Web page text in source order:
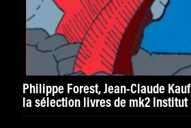
Philippe Forest, Jean-Claude
la sélection livres de mk2 Institut